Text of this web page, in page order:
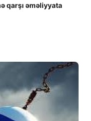
qarşı əməliyyata